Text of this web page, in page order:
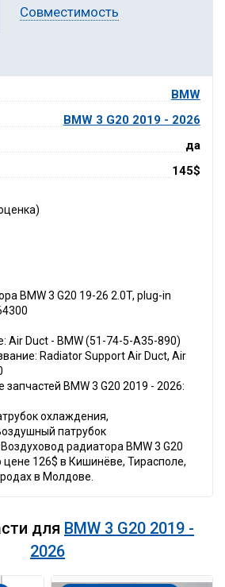
Совместимость
BMW
BMW 3 G20 2019 - 2026
да
145$
BMW 3 G20 19-26 2.0T, plug-in
Air Duct - BMW (51-74-5-A35-890)
Radiator Support Air Duct, Air
запчастей BMW 3 G20 2019 - 2026:
охлаждения,
патрубок
радиатора BMW 3 G20
цене 126$ в Кишинёве, Тирасполе,
в Молдове.
для BMW 3 G20 2019 -
2026